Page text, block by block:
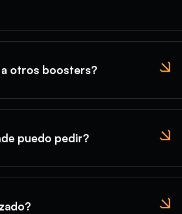
otros boosters?
puedo pedir?